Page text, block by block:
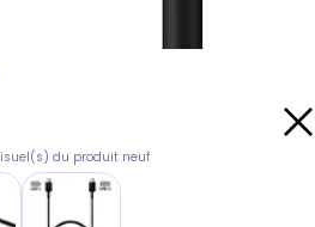
du produit neuf